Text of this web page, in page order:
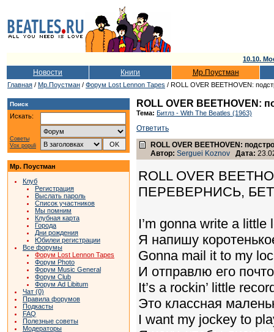
10.10.
Новости Книги Мр.Поустман
Главная / Мр.Поустман / Форум Lost Lennon Tapes / ROLL OVER BEETHOVEN:
Поиск
Искать:
Советы
Vox populi
Мр. Поустман
Клуб
Регистрация
Выслать пароль
Список участников
Мы помним
Клубная карта
Города
Дни рождения
Юбилеи регистрации
Все форумы
Форум Lost Lennon Tapes
Форум Photo
Форум Music General
Форум Club
Форум Ad Libitum
Чат (0)
Правила форумов
Подкасты
FAQ
Полезные советы
Модераторы
ROLL OVER BEETHOVEN:
Тема: Битлз - With The Beatles (1963)
Ответить
ROLL OVER BEETHOVEN:
Автор: Serguei Koznov Дата:
ROLL OVER
ПЕРЕВЕРНИСЬ,
I’m gonna write a little
Я напишу
Gonna mail it to my
И отправлю его
It’s a rockin’ little
Это классная
I want my jockey to